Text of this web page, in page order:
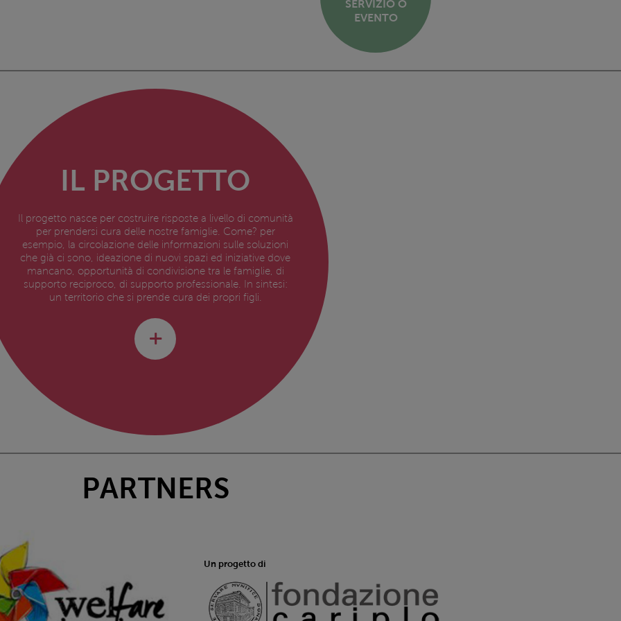
SERVIZIO O
EVENTO
IL PROGETTO
Il progetto nasce per costruire risposte a livello di comunità
per prendersi cura delle nostre famiglie. Come? per
esempio, la circolazione delle informazioni sulle soluzioni
che già ci sono, ideazione di nuovi spazi ed iniziative dove
mancano, opportunità di condivisione tra le famiglie, di
supporto reciproco, di supporto professionale. In sintesi:
un territorio che si prende cura dei propri figli.
PARTNERS
Un progetto di